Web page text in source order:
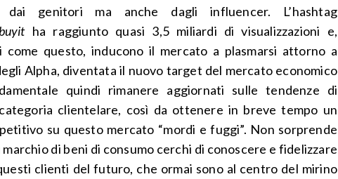
genitori ma anche dagli influencer. L’hashtag
ha raggiunto quasi 3,5 miliardi di visualizzazioni e,
come questo, inducono il mercato a plasmarsi attorno a
Alpha, diventata il nuovo target del mercato economico
quindi rimanere aggiornati sulle tendenze di
clientelare, così da ottenere in breve tempo un
su questo mercato “mordi e fuggi”. Non sorprende
di beni di consumo cerchi di conoscere e fidelizzare
clienti del futuro, che ormai sono al centro del mirino